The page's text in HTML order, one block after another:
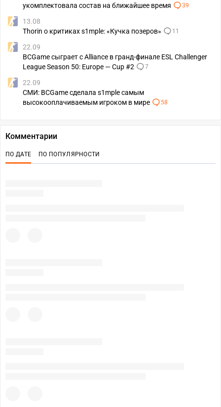
укомплектовала состав на ближайшее время
39
13.08
Thorin о критиках s1mple: «Кучка позеров»
11
22.09
BCGame сыграет с Alliance в гранд-финале ESL Challenger
League Season 50: Europe — Cup #2
7
22.09
СМИ: BCGame сделала s1mple самым
высокооплачиваемым игроком в мире
58
Комментарии
ПО ДАТЕ ПО ПОПУЛЯРНОСТИ